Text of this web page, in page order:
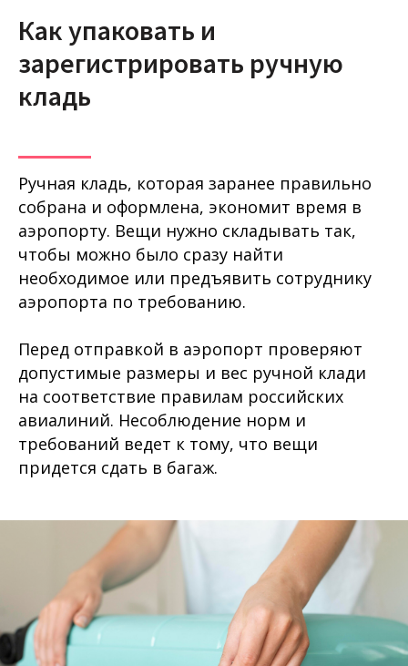
Как упаковать и
зарегистрировать ручную
кладь
Ручная кладь, которая заранее правильно
собрана и оформлена, экономит время в
аэропорту. Вещи нужно складывать так,
чтобы можно было сразу найти
необходимое или предъявить сотруднику
аэропорта по требованию.
Перед отправкой в аэропорт проверяют
допустимые размеры и вес ручной клади
на соответствие правилам российских
авиалиний. Несоблюдение норм и
требований ведет к тому, что вещи
придется сдать в багаж.